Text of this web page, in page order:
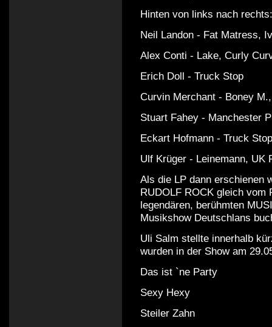
Hinten von links nach rechts:
Neil Landon - Fat Matress,
Alex Conti - Lake, Curly
Erich Doll - Truck Stop
Curvin Merchant - Boney
Stuart Fahey - Manchester
Eckart Hofmann - Truck
Ulf Krüger - Leinemann, UK
Als die LP dann erschienen
RUDOLF ROCK gleich vom
legendären, berühmten
Musikshow Deutschlans
Uli Salm stellte innerhalb
wurden in der Show am
Das ist `ne Party
Sexy Hexy
Steiler Zahn